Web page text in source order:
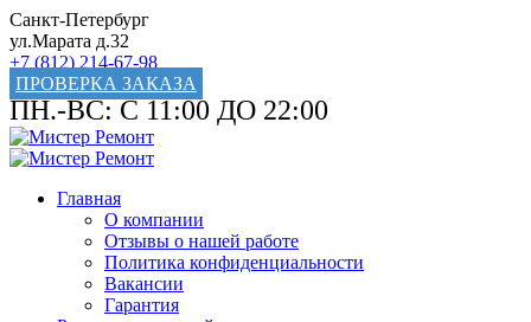
Санкт-Петербург
ул.Марата д.32
+7 (812) 214-67-98
ПРОВЕРКА ЗАКАЗА
ПН.-ВС: С 11:00 ДО 22:00
Главная
О компании
Отзывы о нашей работе
Политика конфиденциальности
Вакансии
Гарантия